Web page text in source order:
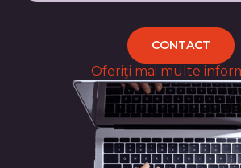
Oferiţi mai multe
CONTACT